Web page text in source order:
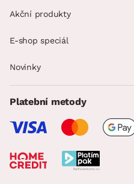
Akční produkty
E-shop speciál
Novinky
Platební metody